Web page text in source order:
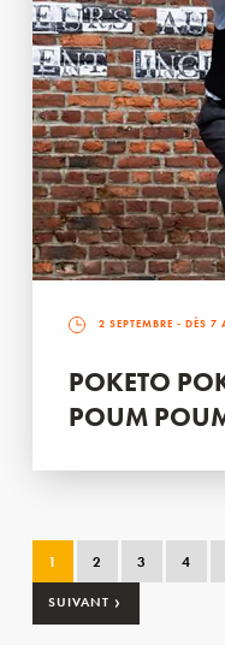
2 SEPTEMBRE - DÈS 7
POKETO
POUM
1 2 3 4
SUIVANT ›